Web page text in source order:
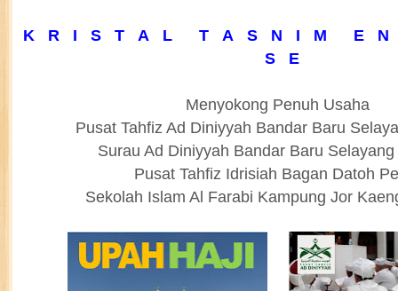
K R I S T A L T A S N I M E N
S E
Menyokong Penuh Usaha
Pusat Tahfiz Ad Diniyyah Bandar Baru
Surau Ad Diniyyah Bandar Baru
Pusat Tahfiz Idrisiah Bagan Datoh
Sekolah Islam Al Farabi Kampung Jor